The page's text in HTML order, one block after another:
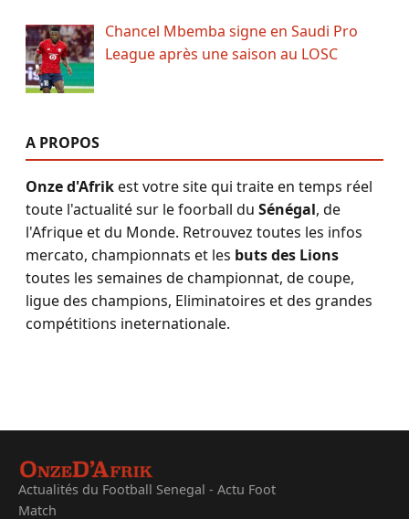
Chancel Mbemba signe en Saudi Pro
League après une saison au LOSC
A PROPOS
Onze d'Afrikest votre site qui traite en temps réel
toute l'actualité sur le foorball du Sénégal, de
l'Afrique et du Monde. Retrouvez toutes les infos
mercato, championnats et les buts des Lions
toutes les semaines de championnat, de coupe,
ligue des champions, Eliminatoires et des grandes
compétitions ineternationale.
Actualités du Football Senegal - Actu Foot
Match